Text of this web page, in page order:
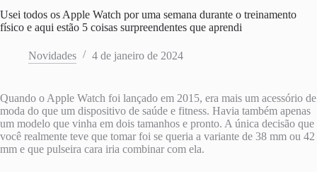
Usei todos os Apple Watch por uma semana durante o treinamento
físico e aqui estão 5 coisas surpreendentes que aprendi
Novidades 4 de janeiro de 2024
Quando o Apple Watch foi lançado em 2015, era mais um acessório de
moda do que um dispositivo de saúde e fitness. Havia também apenas
um modelo que vinha em dois tamanhos e pronto. A única decisão que
você realmente teve que tomar foi se queria a variante de 38 mm ou 42
mm e que pulseira cara iria combinar com ela.